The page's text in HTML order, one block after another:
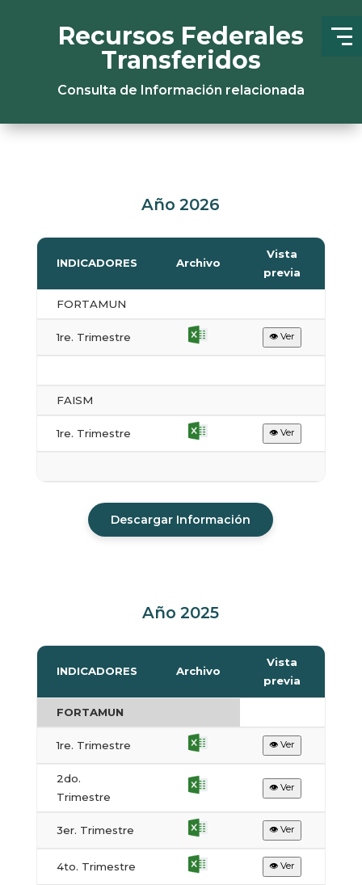
Recursos Federales
Transferidos
Consulta de Información relacionada
Año 2026
INDICADORES Archivo
Vista
previa
FORTAMUN
1re. Trimestre 👁 Ver
FAISM
1re. Trimestre 👁 Ver
Descargar Información
Año 2025
INDICADORES Archivo
Vista
previa
FORTAMUN
1re. Trimestre 👁 Ver
2do.
Trimestre
👁 Ver
3er. Trimestre 👁 Ver
4to. Trimestre 👁 Ver